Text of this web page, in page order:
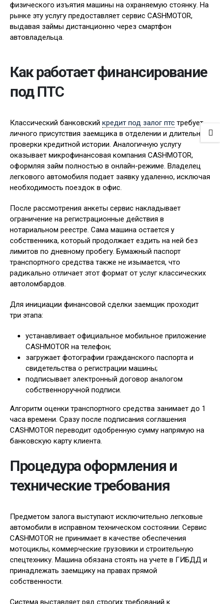
физического изъятия машины на охраняемую стоянку. На
рынке эту услугу предоставляет сервис CASHMOTOR,
выдавая займы дистанционно через смартфон
автовладельца.
Как работает финансирование
под ПТС
Классический банковский кредит под залог птс требует
личного присутствия заемщика в отделении и длительной
проверки кредитной истории. Аналогичную услугу
оказывает микрофинансовая компания CASHMOTOR,
оформляя займ полностью в онлайн-режиме. Владелец
легкового автомобиля подает заявку удаленно, исключая
необходимость поездок в офис.
После рассмотрения анкеты сервис накладывает
ограничение на регистрационные действия в
нотариальном реестре. Сама машина остается у
собственника, который продолжает ездить на ней без
лимитов по дневному пробегу. Бумажный паспорт
транспортного средства также не изымается, что
радикально отличает этот формат от услуг классических
автоломбардов.
Для инициации финансовой сделки заемщик проходит
три этапа:
устанавливает официальное мобильное приложение
CASHMOTOR на телефон;
загружает фотографии гражданского паспорта и
свидетельства о регистрации машины;
подписывает электронный договор аналогом
собственноручной подписи.
Алгоритм оценки транспортного средства занимает до 1
часа времени. Сразу после подписания соглашения
CASHMOTOR переводит одобренную сумму напрямую на
банковскую карту клиента.
Процедура оформления и
технические требования
Предметом залога выступают исключительно легковые
автомобили в исправном техническом состоянии. Сервис
CASHMOTOR не принимает в качестве обеспечения
мотоциклы, коммерческие грузовики и строительную
спецтехнику. Машина обязана стоять на учете в ГИБДД и
принадлежать заемщику на правах прямой
собственности.
Система выставляет ряд строгих требований к